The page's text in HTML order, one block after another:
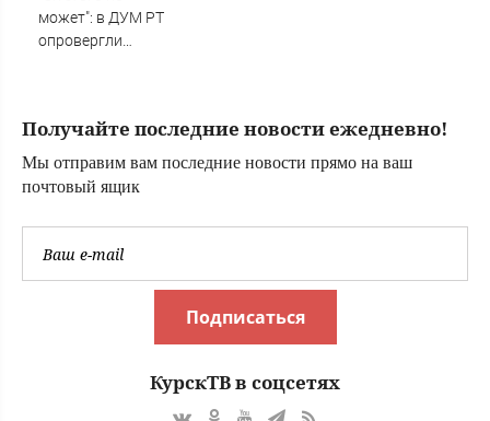
может": в ДУМ РТ
опровергли
Самигуллине
Новости
Получайте последние новости ежедневно!
Мы отправим вам последние новости прямо на ваш
почтовый ящик
Подписаться
КурскТВ в соцсетях